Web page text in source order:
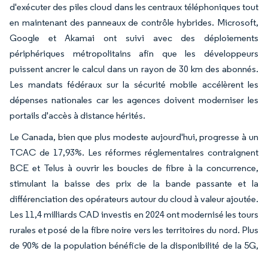
d'exécuter des piles cloud dans les centraux téléphoniques tout
en maintenant des panneaux de contrôle hybrides. Microsoft,
Google et Akamai ont suivi avec des déploiements
périphériques métropolitains afin que les développeurs
puissent ancrer le calcul dans un rayon de 30 km des abonnés.
Les mandats fédéraux sur la sécurité mobile accélèrent les
dépenses nationales car les agences doivent moderniser les
portails d'accès à distance hérités.
Le Canada, bien que plus modeste aujourd'hui, progresse à un
TCAC de 17,93%. Les réformes réglementaires contraignent
BCE et Telus à ouvrir les boucles de fibre à la concurrence,
stimulant la baisse des prix de la bande passante et la
différenciation des opérateurs autour du cloud à valeur ajoutée.
Les 11,4 milliards CAD investis en 2024 ont modernisé les tours
rurales et posé de la fibre noire vers les territoires du nord. Plus
de 90% de la population bénéficie de la disponibilité de la 5G,